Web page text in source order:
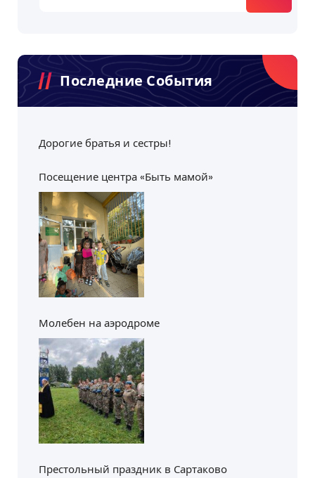
Последние События
Дорогие братья и сестры!
Посещение центра «Быть мамой»
Молебен на аэродроме
Престольный праздник в Сартаково